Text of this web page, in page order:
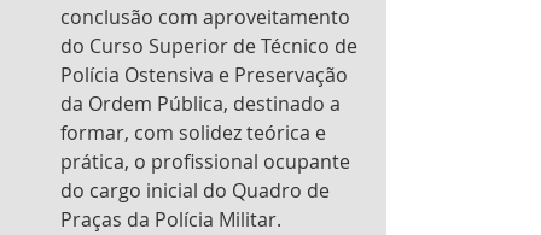
conclusão com aproveitamento
do Curso Superior de Técnico de
Polícia Ostensiva e Preservação
da Ordem Pública, destinado a
formar, com solidez teórica e
prática, o profissional ocupante
do cargo inicial do Quadro de
Praças da Polícia Militar.